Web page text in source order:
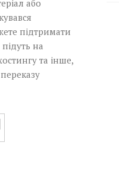
або
підтримати
на
та інше,